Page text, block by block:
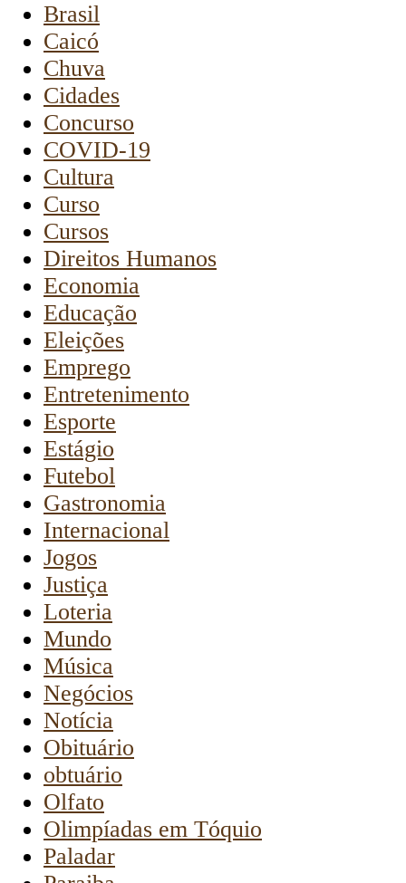
Brasil
Caicó
Chuva
Cidades
Concurso
COVID-19
Cultura
Curso
Cursos
Direitos Humanos
Economia
Educação
Eleições
Emprego
Entretenimento
Esporte
Estágio
Futebol
Gastronomia
Internacional
Jogos
Justiça
Loteria
Mundo
Música
Negócios
Notícia
Obituário
obtuário
Olfato
Olimpíadas em Tóquio
Paladar